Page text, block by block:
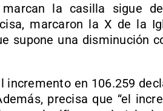
la casilla sigue
marcaron la X de la
supone una disminución
incremento en 106.259
precisa que “el